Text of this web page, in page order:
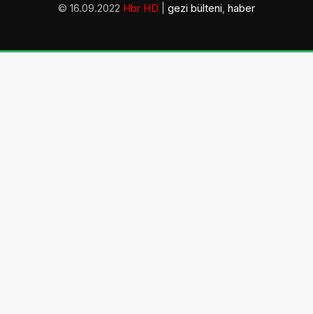
© 16.09.2022 Hbr HD gezi bülteni haber